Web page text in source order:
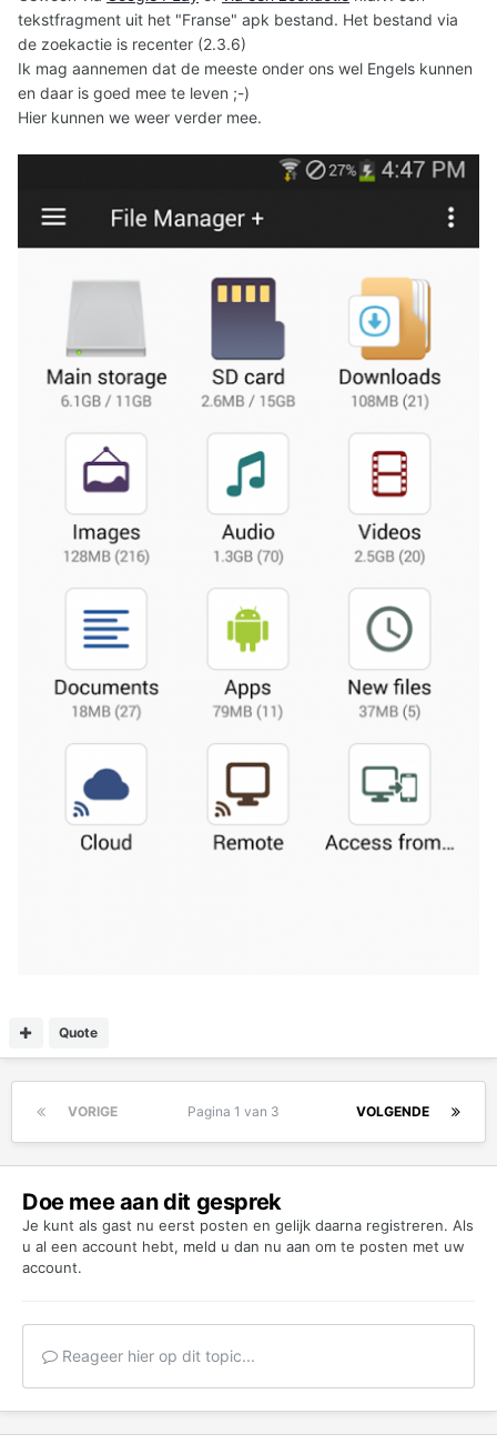
tekstfragment uit het "Franse" apk bestand. Het bestand via
de zoekactie is recenter (2.3.6)
Ik mag aannemen dat de meeste onder ons wel Engels kunnen
en daar is goed mee te leven ;-)
Hier kunnen we weer verder mee.
Quote
VORIGE VOLGENDE
Pagina 1 van 3
Doe mee aan dit gesprek
Je kunt als gast nu eerst posten en gelijk daarna registreren. Als
u al een account hebt, meld u dan nu aan om te posten met uw
account.
Reageer hier op dit topic...